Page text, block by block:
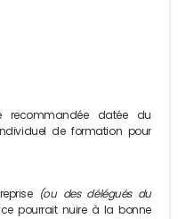
recommandée datée du
de formation pour
(ou des délégués du
pourrait nuire à la bonne